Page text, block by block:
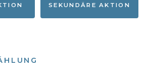
SEKUNDÄRE AKTION